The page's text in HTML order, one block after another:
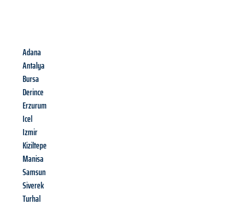
Adana
Antalya
Bursa
Derince
Erzurum
Icel
Izmir
Kiziltepe
Manisa
Samsun
Siverek
Turhal